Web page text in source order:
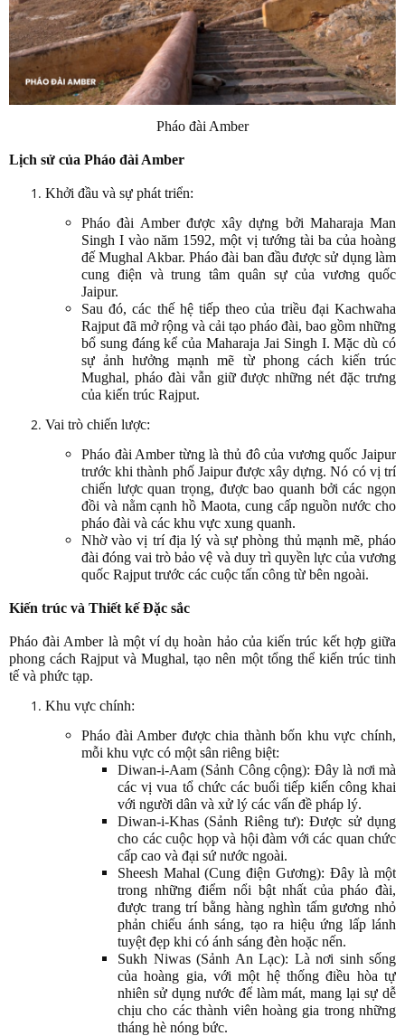
Pháo đài Amber
Lịch sử của Pháo đài Amber
Khởi đầu và sự phát triển:
Pháo đài Amber được xây dựng bởi Maharaja Man
Singh I vào năm 1592, một vị tướng tài ba của hoàng
đế Mughal Akbar. Pháo đài ban đầu được sử dụng làm
cung điện và trung tâm quân sự của vương quốc
Jaipur.
Sau đó, các thế hệ tiếp theo của triều đại Kachwaha
Rajput đã mở rộng và cải tạo pháo đài, bao gồm những
bổ sung đáng kể của Maharaja Jai Singh I. Mặc dù có
sự ảnh hưởng mạnh mẽ từ phong cách kiến trúc
Mughal, pháo đài vẫn giữ được những nét đặc trưng
của kiến trúc Rajput.
Vai trò chiến lược:
Pháo đài Amber từng là thủ đô của vương quốc Jaipur
trước khi thành phố Jaipur được xây dựng. Nó có vị trí
chiến lược quan trọng, được bao quanh bởi các ngọn
đồi và nằm cạnh hồ Maota, cung cấp nguồn nước cho
pháo đài và các khu vực xung quanh.
Nhờ vào vị trí địa lý và sự phòng thủ mạnh mẽ, pháo
đài đóng vai trò bảo vệ và duy trì quyền lực của vương
quốc Rajput trước các cuộc tấn công từ bên ngoài.
Kiến trúc và Thiết kế Đặc sắc
Pháo đài Amber là một ví dụ hoàn hảo của kiến trúc kết hợp giữa
phong cách Rajput và Mughal, tạo nên một tổng thể kiến trúc tinh
tế và phức tạp.
Khu vực chính:
Pháo đài Amber được chia thành bốn khu vực chính,
mỗi khu vực có một sân riêng biệt:
Diwan-i-Aam (Sảnh Công cộng): Đây là nơi mà
các vị vua tổ chức các buổi tiếp kiến công khai
với người dân và xử lý các vấn đề pháp lý.
Diwan-i-Khas (Sảnh Riêng tư): Được sử dụng
cho các cuộc họp và hội đàm với các quan chức
cấp cao và đại sứ nước ngoài.
Sheesh Mahal (Cung điện Gương): Đây là một
trong những điểm nổi bật nhất của pháo đài,
được trang trí bằng hàng nghìn tấm gương nhỏ
phản chiếu ánh sáng, tạo ra hiệu ứng lấp lánh
tuyệt đẹp khi có ánh sáng đèn hoặc nến.
Sukh Niwas (Sảnh An Lạc): Là nơi sinh sống
của hoàng gia, với một hệ thống điều hòa tự
nhiên sử dụng nước để làm mát, mang lại sự dễ
chịu cho các thành viên hoàng gia trong những
tháng hè nóng bức.